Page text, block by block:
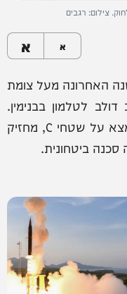
צילום: רגבים
א א
האחרונה מעל צומת
לטלמון בבנימין.
המיקום האסטרטגי של המבנה שנמצא על שטחי C, מחזיק